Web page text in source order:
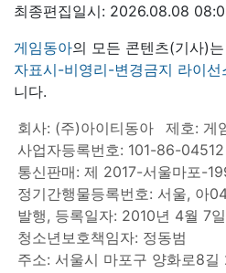
최종편집일시: 2026.08.08
게임동아의 모든 콘텐츠(기사)는
자표시-비영리-변경금지 라이선
니다.
회사: (주)아이티동아
제호: 게
사업자등록번호: 101-86-04512
통신판매: 제 2017-서울마포-
정기간행물등록번호: 서울, 아
발행, 등록일자: 2010년 4월 7일
청소년보호책임자: 정동범
주소: 서울시 마포구 양화로8